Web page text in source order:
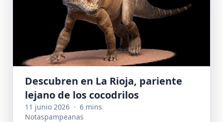
Descubren en La Rioja, pariente
lejano de los cocodrilos
11 junio 2026 · 6 mins
Notaspampeanas